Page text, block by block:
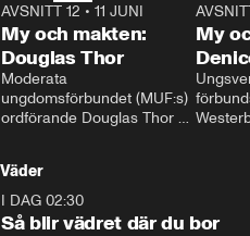
26:27
AVSNITT 12 • 11 JUNI
My och makten:
Douglas Thor
Moderata
ungdomsförbundet (MUF:s)
ordförande Douglas Thor
tonårsutvisningarna och hur
Moderaterna ska locka
väljare till valet i höst.
My
Väder
I DAG 02:30
Så blir vädret där du bor